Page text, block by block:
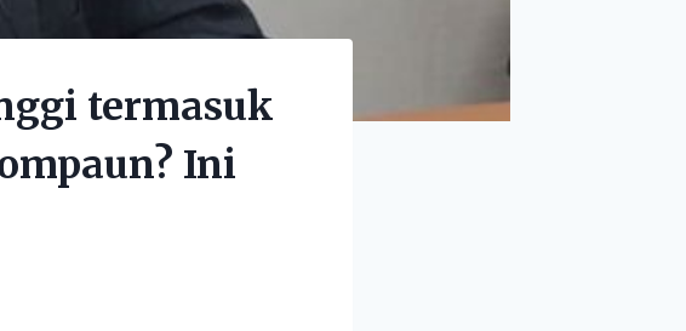
termasuk
Ini